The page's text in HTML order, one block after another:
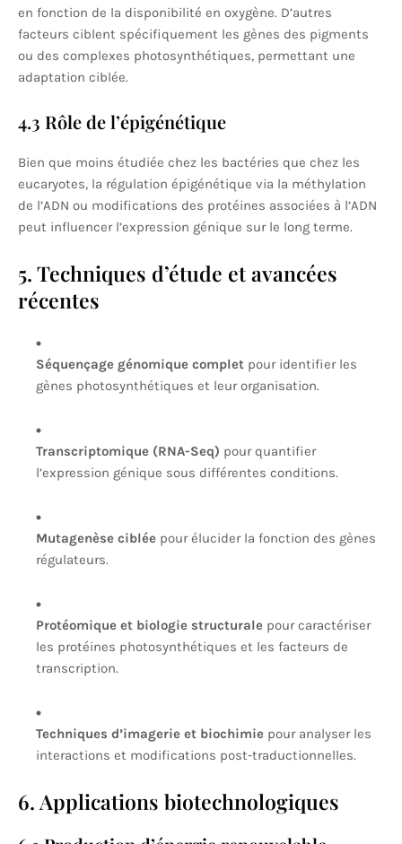
en fonction de la disponibilité en oxygène. D’autres
facteurs ciblent spécifiquement les gènes des pigments
ou des complexes photosynthétiques, permettant une
adaptation ciblée.
4.3 Rôle de l’épigénétique
Bien que moins étudiée chez les bactéries que chez les
eucaryotes, la régulation épigénétique via la méthylation
de l’ADN ou modifications des protéines associées à l’ADN
peut influencer l’expression génique sur le long terme.
5. Techniques d’étude et avancées
récentes
Séquençage génomique complet pour identifier les
gènes photosynthétiques et leur organisation.
Transcriptomique (RNA-Seq) pour quantifier
l’expression génique sous différentes conditions.
Mutagenèse ciblée pour élucider la fonction des gènes
régulateurs.
Protéomique et biologie structurale pour caractériser
les protéines photosynthétiques et les facteurs de
transcription.
Techniques d’imagerie et biochimie pour analyser les
interactions et modifications post-traductionnelles.
6. Applications biotechnologiques